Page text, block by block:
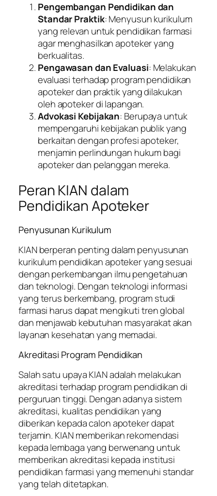
Pengembangan Pendidikan dan
Standar Praktik: Menyusun kurikulum
yang relevan untuk pendidikan farmasi
agar menghasilkan apoteker yang
berkualitas.
Pengawasan dan Evaluasi: Melakukan
evaluasi terhadap program pendidikan
apoteker dan praktik yang dilakukan
oleh apoteker di lapangan.
Advokasi Kebijakan: Berupaya untuk
mempengaruhi kebijakan publik yang
berkaitan dengan profesi apoteker,
menjamin perlindungan hukum bagi
apoteker dan pelanggan mereka.
Peran KIAN dalam
Pendidikan Apoteker
Penyusunan Kurikulum
KIAN berperan penting dalam penyusunan
kurikulum pendidikan apoteker yang sesuai
dengan perkembangan ilmu pengetahuan
dan teknologi. Dengan teknologi informasi
yang terus berkembang, program studi
farmasi harus dapat mengikuti tren global
dan menjawab kebutuhan masyarakat akan
layanan kesehatan yang memadai.
Akreditasi Program Pendidikan
Salah satu upaya KIAN adalah melakukan
akreditasi terhadap program pendidikan di
perguruan tinggi. Dengan adanya sistem
akreditasi, kualitas pendidikan yang
diberikan kepada calon apoteker dapat
terjamin. KIAN memberikan rekomendasi
kepada lembaga yang berwenang untuk
memberikan akreditasi kepada institusi
pendidikan farmasi yang memenuhi standar
yang telah ditetapkan.